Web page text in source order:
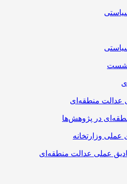
عدالت منطقه‌ای
در پژوهش‌ها
عملی وزارتخانه
عملی عدالت منطقه‌ای